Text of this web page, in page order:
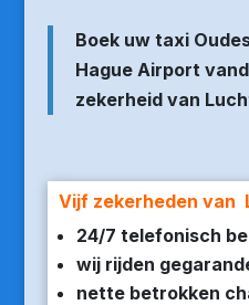
Boek uw taxi
Hague Airport
zekerheid van
Vijf zekerheden van
24/7 telefonisch
wij rijden
nette betrokken